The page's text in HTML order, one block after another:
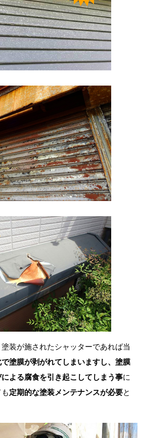
装が施されたシャッターであれば当
塗膜が剥がれてしまいますし、塗膜
よる腐食を引き起こしてしまう事に
定期的な塗装メンテナンスが必要と